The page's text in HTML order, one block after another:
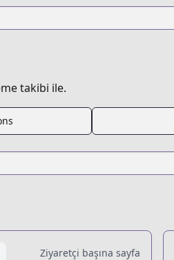
takibi ile.
Ziyaretçi başına sayfa